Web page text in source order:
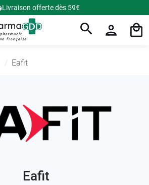
Livraison offerte dès 59€
Eafit
Eafit